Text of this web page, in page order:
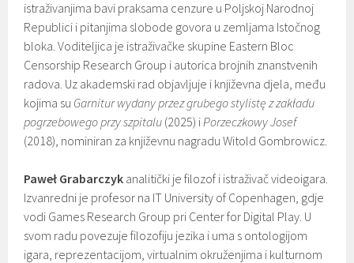
istraživanjima bavi praksama cenzure u Poljskoj Narodnoj
Republici i pitanjima slobode govora u zemljama Istočnog
bloka. Voditeljica je istraživačke skupine Eastern Bloc
Censorship Research Group i autorica brojnih znanstvenih
radova. Uz akademski rad objavljuje i književna djela, među
kojima su Garnitur wydany przez grubego stylistę z zakładu
pogrzebowego przy szpitalu (2025) i Porzeczkowy Josef
(2018), nominiran za književnu nagradu Witold Gombrowicz.
Paweł Grabarczyk analitički je filozof i istraživač videoigara.
Izvanredni je profesor na IT University of Copenhagen, gdje
vodi Games Research Group pri Center for Digital Play. U
svom radu povezuje filozofiju jezika i uma s ontologijom
igara, reprezentacijom, virtualnim okruženjima i kulturnom